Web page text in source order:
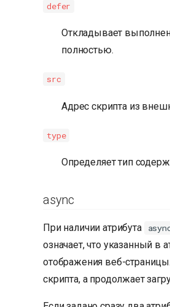
defer
Откладывает
полностью.
src
Адрес скрипта из
type
Определяет тип
async
При наличии атрибута
означает, что указанный в
отображения веб-
скрипта, а продолжает